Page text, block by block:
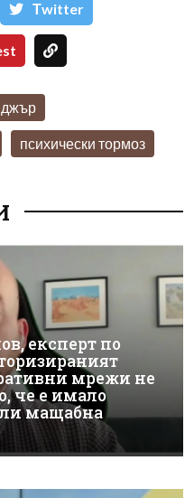
Тwitter
психически тормоз
експерт по
мрежи не
че е имало
мащабна